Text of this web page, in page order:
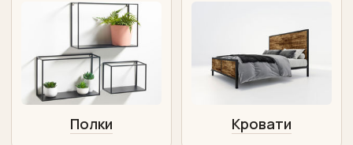
Полки Кровати